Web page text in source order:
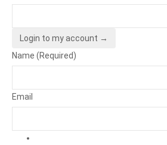
Login to my account →
Name (Required)
Email